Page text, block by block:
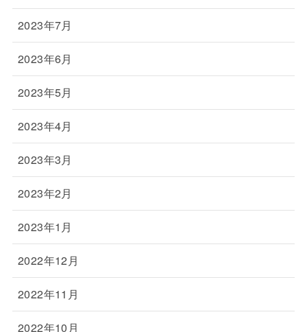
2023年7月
2023年6月
2023年5月
2023年4月
2023年3月
2023年2月
2023年1月
2022年12月
2022年11月
2022年10月